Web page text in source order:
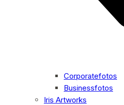
Corporatefotos
Businessfotos
Iris Artworks